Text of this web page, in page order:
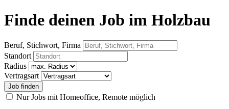
Finde deinen Job im Holzbau
Beruf, Stichwort, Firma
Standort
Radius
Vertragsart
Nur Jobs mit Homeoffice, Remote möglich